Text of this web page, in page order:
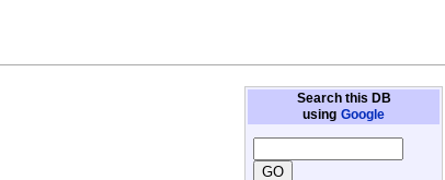
Search this DB
using Google